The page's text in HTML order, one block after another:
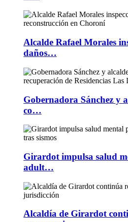
Alcalde Rafael Morales
daños…
Gobernadora Sánchez y
co…
Girardot impulsa salud
adult…
Alcaldía de Girardot